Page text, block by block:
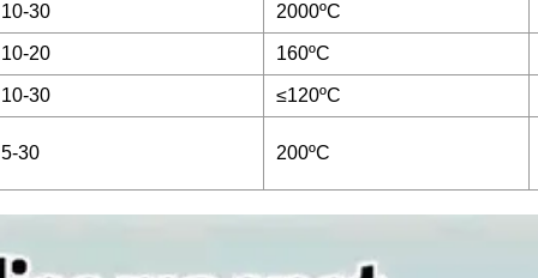
10-30 2000ºC
10-20 160ºC
10-30 ≤120ºC
5-30 200ºC